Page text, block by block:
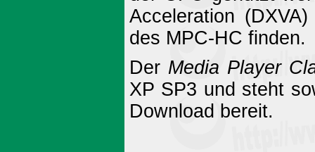
Acceleration
des MPC-HC finden.
Der Media Player
XP SP3 und steht
Download bereit.